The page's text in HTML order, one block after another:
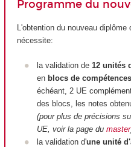
Programme du
L'obtention du nouveau
nécessite:
la validation de 12 unités
enblocs de compétences
échéant, 2 UE
des blocs, les notes
(pour plus de précisions
UE, voir la page du master
la validation d'une unité